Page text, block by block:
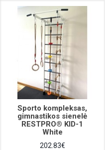
Sporto kompleksas,
gimnastikos sienelė
RESTPRO® KID-1
White
202.83€